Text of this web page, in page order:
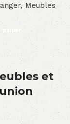
, Meubles
et